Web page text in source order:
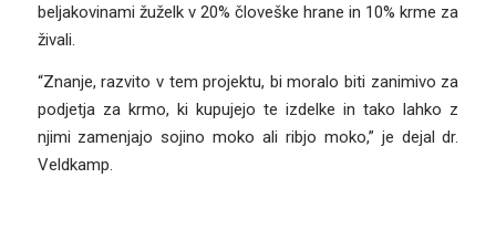
beljakovinami žuželk v 20% človeške hrane in 10% krme za
živali.
“Znanje, razvito v tem projektu, bi moralo biti zanimivo za
podjetja za krmo, ki kupujejo te izdelke in tako lahko z
njimi zamenjajo sojino moko ali ribjo moko,” je dejal dr.
Veldkamp.